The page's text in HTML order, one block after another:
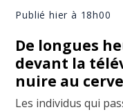
Publié hier à 18h00
De longues
devant la
nuire au
Les individus qui